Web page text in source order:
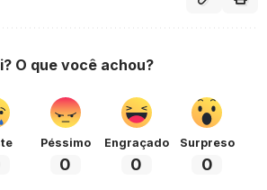
O que você achou?
Péssimo
0
Engraçado
0
Surpreso
0